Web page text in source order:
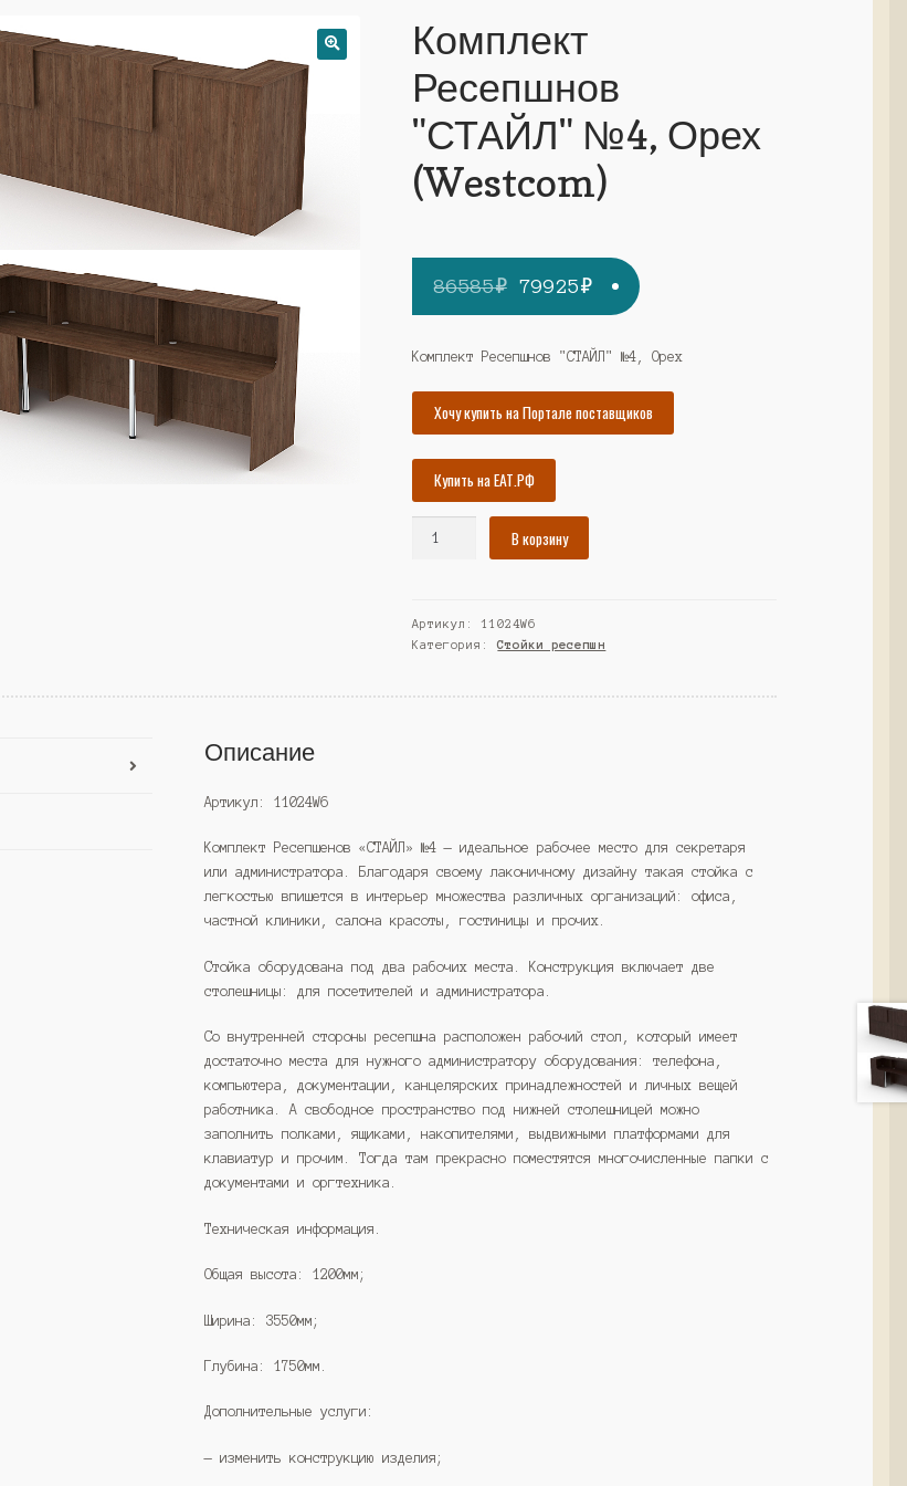
Комплект
Ресепшнов
"СТАЙЛ" №4, Орех
(Westcom)
86585₽ Первоначальная
цена
составляла
86585₽.
79925₽Текущая
цена:
79925₽.
Комплект Ресепшнов "СТАЙЛ" №4, Орех
Хочу купить на Портале поставщиков
Купить на ЕАТ.РФ
"СТАЙЛ"
№4,
(Westcom)
В корзину
Артикул:11024W6
Категория:Стойки ресепшн
Описание
Артикул: 11024W6
Комплект Ресепшенов «СТАЙЛ» №4 — идеальное рабочее место для секретаря
или администратора. Благодаря своему лаконичному дизайну такая стойка с
легкостью впишется в интерьер множества различных организаций: офиса,
частной клиники, салона красоты, гостиницы и прочих.
Стойка оборудована под два рабочих места. Конструкция включает две
столешницы: для посетителей и администратора.
Со внутренней стороны ресепшна расположен рабочий стол, который имеет
достаточно места для нужного администратору оборудования: телефона,
компьютера, документации, канцелярских принадлежностей и личных вещей
работника. А свободное пространство под нижней столешницей можно
заполнить полками, ящиками, накопителями, выдвижными платформами для
клавиатур и прочим. Тогда там прекрасно поместятся многочисленные папки с
документами и оргтехника.
Техническая информация.
Общая высота: 1200мм;
Ширина: 3550мм;
Глубина: 1750мм.
Дополнительные услуги:
— изменить конструкцию изделия;